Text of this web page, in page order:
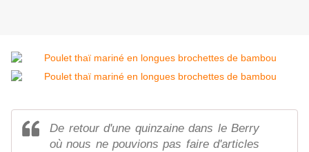
De retour d'une quinzaine dans le Berry
où nous ne pouvions pas faire d'articles